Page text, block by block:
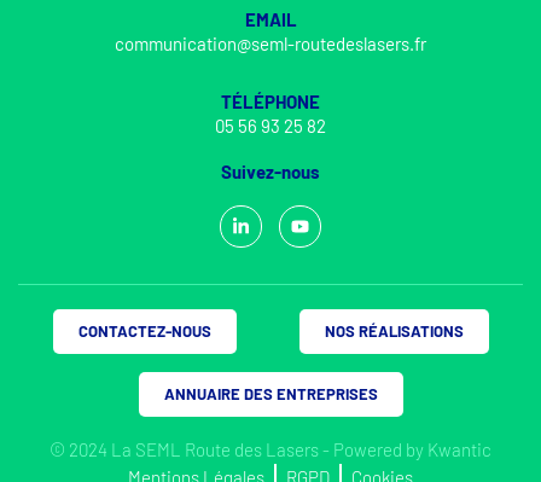
EMAIL
communication@seml-routedeslasers.fr
TÉLÉPHONE
05 56 93 25 82
Suivez-nous
© 2024 La SEML Route des Lasers - Powered by Kwantic
Mentions Légales
RGPD Cookies
CONTACTEZ-NOUS NOS RÉALISATIONS
ANNUAIRE DES ENTREPRISES